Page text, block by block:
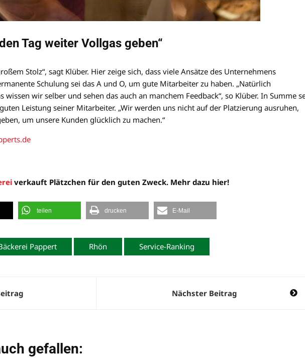
Tag weiter Vollgas geben“
Stolz“, sagt Klüber. Hier zeige sich, dass viele Ansätze des Unternehmens
Schulung sei das A und O, um gute Mitarbeiter zu haben. „Natürlich
wir selber und sehen das auch an manchem Feedback“, so Klüber. In Summe
Leistung seiner Mitarbeiter. „Wir werden uns nicht auf der Platzierung ausruhen,
um unsere Kunden glücklich zu machen.“
verkauft Plätzchen für den guten Zweck. Mehr dazu hier!
teilen drucken E-Mail
Pappert Rhön Service-Ranking
Nächster Beitrag
gefallen: